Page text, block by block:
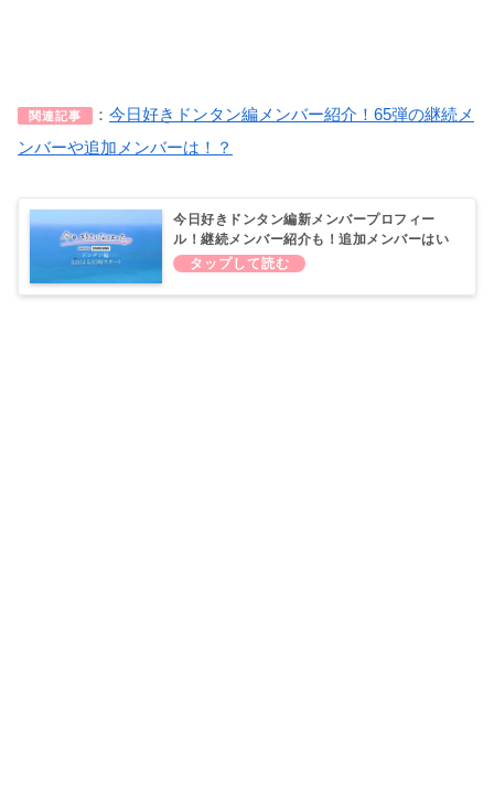
関連記事 ： 今日好きドンタン編メンバー紹介！65弾の継続メ
ンバーや追加メンバーは！？
今日好きドンタン編新メンバープロフィー
ル！継続メンバー紹介も！追加メンバーはい
るの？（第65弾）